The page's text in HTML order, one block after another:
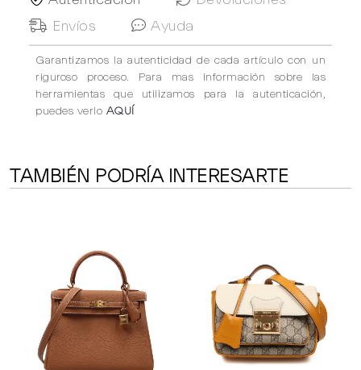
Envíos
Ayuda
Garantizamos la autenticidad de cada artículo con un
riguroso proceso. Para mas información sobre las
herramientas que utilizamos para la autenticación,
puedes verlo AQUÍ
TAMBIÉN PODRÍA INTERESARTE